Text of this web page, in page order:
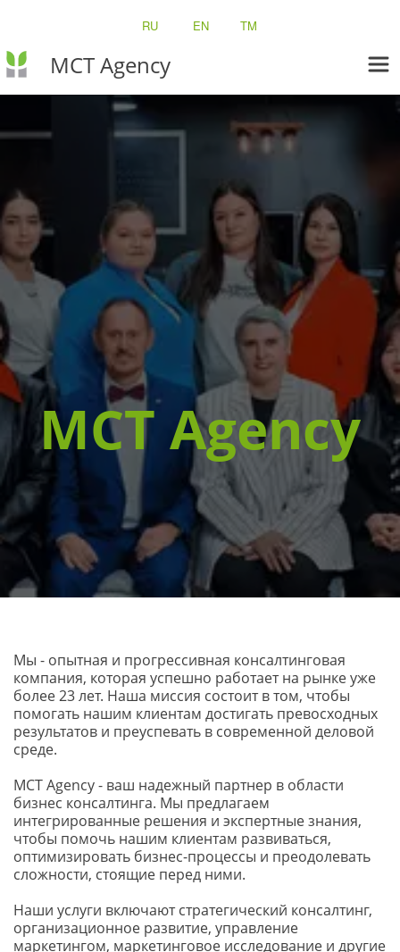
RU EN TM
MCT Agency
MCT Agency
Мы - опытная и прогрессивная консалтинговая
компания, которая успешно работает на рынке уже
более 23 лет. Наша миссия состоит в том, чтобы
помогать нашим клиентам достигать превосходных
результатов и преуспевать в современной деловой
среде.
МСТ Agency - ваш надежный партнер в области
бизнес консалтинга. Мы предлагаем
интегрированные решения и экспертные знания,
чтобы помочь нашим клиентам развиваться,
оптимизировать бизнес-процессы и преодолевать
сложности, стоящие перед ними.
Наши услуги включают стратегический консалтинг,
организационное развитие, управление
маркетингом, маркетинговое исследование и другие